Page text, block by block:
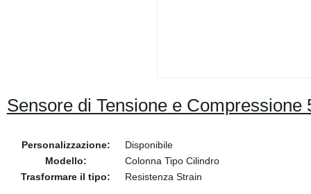
Sensore di Tensione e
Personalizzazione:
Disponibile
Modello:
Colonna Tipo Cilindro
Trasformare il tipo:
Resistenza Strain